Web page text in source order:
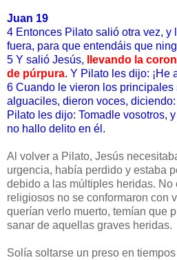
Juan 19
4 Entonces Pilato salió otra vez, y
fuera, para que entendáis que
5 Y salió Jesús,
llevando la
de púrpura. Y Pilato les dijo: ¡He
6 Cuando le vieron los principales
alguaciles, dieron voces, diciendo:
Pilato les dijo: Tomadle vosotros,
no hallo delito en él.
Al volver a Pilato, Jesús
urgencia, había perdido y estaba
debido a las múltiples heridas. No
religiosos no se conformaron con
querían verlo muerto, temían que
sanar de aquellas graves heridas.
Solía soltarse un preso en